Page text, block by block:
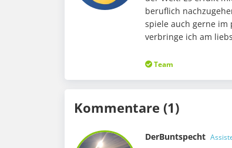
beruflich
spiele auch gerne im
verbringe ich am
Team
Kommentare (1)
DerBuntspecht